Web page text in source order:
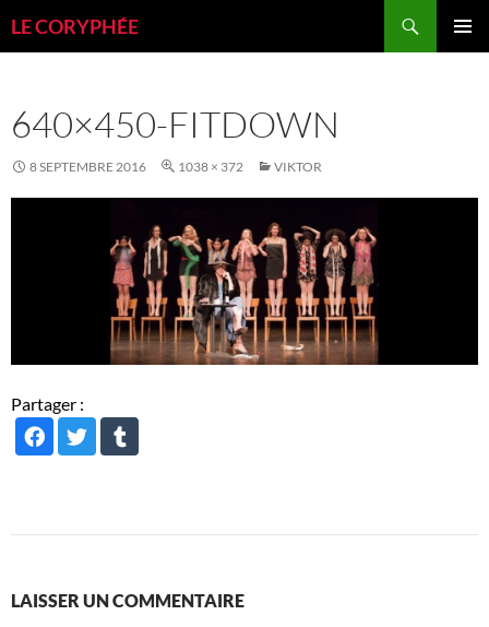
auLE CORYPHÉE
640×450-FITDOWN
8 SEPTEMBRE 2016 1038 × 372 VIKTOR
Partager :
LAISSER UN COMMENTAIRE